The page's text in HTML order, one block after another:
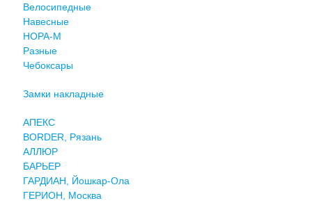
Велосипедные
Навесные
НОРА-М
Разные
Чебоксары
Замки накладные
АПЕКС
BORDER, Рязань
АЛЛЮР
БАРЬЕР
ГАРДИАН, Йошкар-Ола
ГЕРИОН, Москва